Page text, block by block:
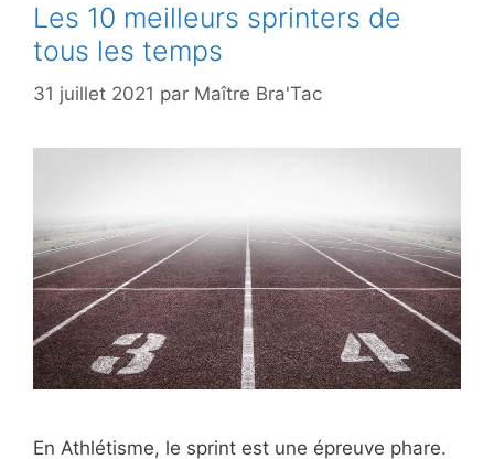
Les 10 meilleurs sprinters de
tous les temps
31 juillet 2021 par Maître Bra'Tac
En Athlétisme, le sprint est une épreuve phare.